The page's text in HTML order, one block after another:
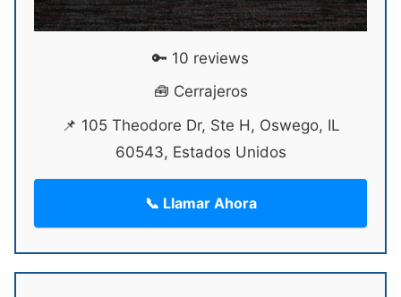
🔑 10 reviews
🧰 Cerrajeros
📌 105 Theodore Dr, Ste H, Oswego, IL
60543, Estados Unidos
📞 Llamar Ahora